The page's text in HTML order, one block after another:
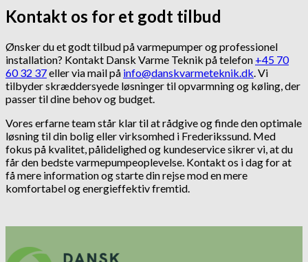
Kontakt os for et godt tilbud
Ønsker du et godt tilbud på varmepumper og professionel
installation? Kontakt Dansk Varme Teknik på telefon +45 70
60 32 37eller via mail på info@danskvarmeteknik.dk. Vi
tilbyder skræddersyede løsninger til opvarmning og køling, der
passer til dine behov og budget.
Vores erfarne team står klar til at rådgive og finde den optimale
løsning til din bolig eller virksomhed i Frederikssund. Med
fokus på kvalitet, pålidelighed og kundeservice sikrer vi, at du
får den bedste varmepumpeoplevelse. Kontakt os i dag for at
få mere information og starte din rejse mod en mere
komfortabel og energieffektiv fremtid.